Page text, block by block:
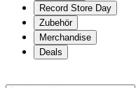
Record Store Day
Zubehör
Merchandise
Deals